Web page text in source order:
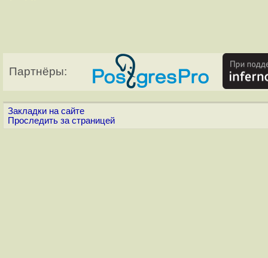
Партнёры:
Закладки на сайте
Проследить за страницей